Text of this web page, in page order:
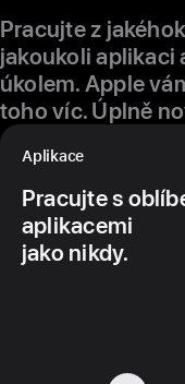
Pracujte z
jakoukoli aplikaci
úkolem. Apple
toho víc. Úplně
Aplikace
Pracujte s
aplikacemi
jako nikdy.